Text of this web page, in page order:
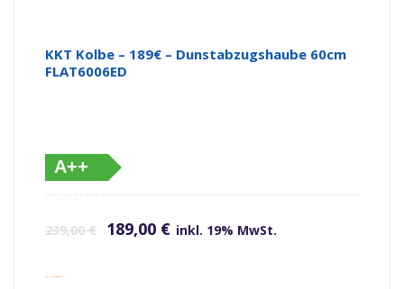
KKT Kolbe – 189€ – Dunstabzugshaube 60cm
FLAT6006ED
A++
239,00€ 189,00 € inkl. 19% MwSt.
inkl. Versandkosten